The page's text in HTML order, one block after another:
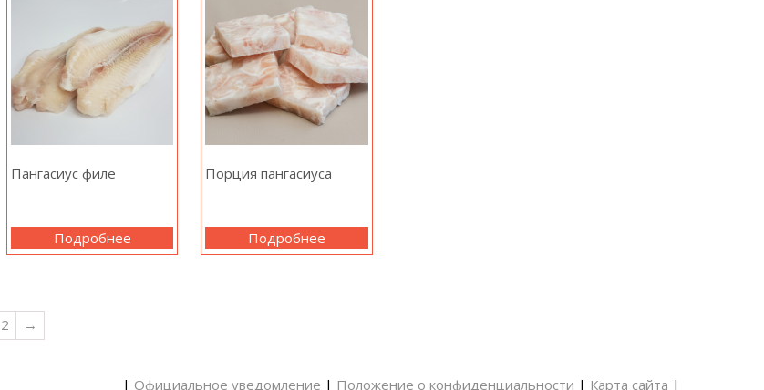
Пангасиус филе
Подробнее
Порция пангасиуса
Подробнее
2 →
| Официальное уведомление | Положение о конфиденциальности | Карта сайта |